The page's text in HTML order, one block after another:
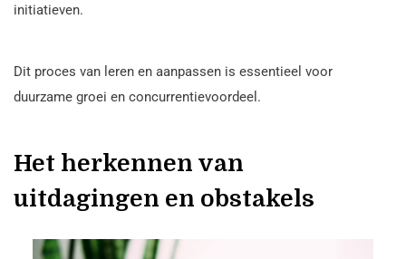
initiatieven.
Dit proces van leren en aanpassen is essentieel voor
duurzame groei en concurrentievoordeel.
Het herkennen van
uitdagingen en obstakels